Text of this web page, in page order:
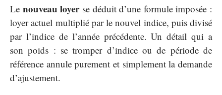
Le nouveau loyerse déduit d’une formule imposée :
loyer actuel multiplié par le nouvel indice, puis divisé
par l’indice de l’année précédente. Un détail qui a
son poids : se tromper d’indice ou de période de
référence annule purement et simplement la demande
d’ajustement.